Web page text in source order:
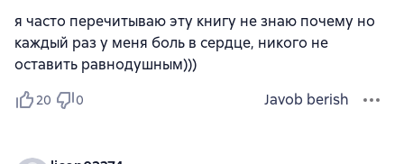
я часто перечитываю эту книгу не знаю почему но
каждый раз у меня боль в сердце, никого не
оставить равнодушным)))
20 0 Javob berish